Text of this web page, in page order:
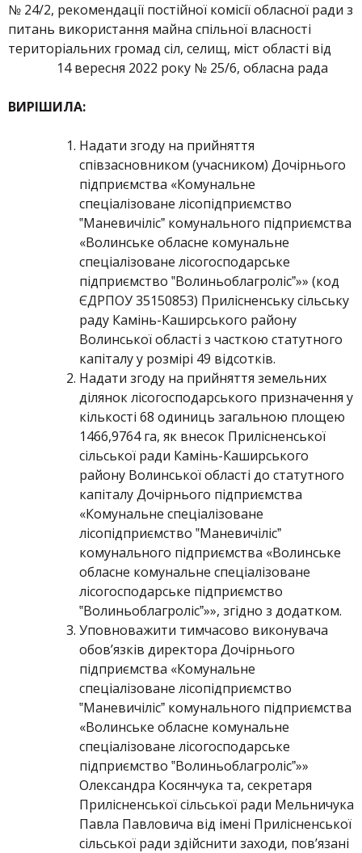
№ 24/2, рекомендації постійної комісії обласної ради з
питань використання майна спільної власності
територіальних громад сіл, селищ, міст області від
14 вересня 2022 року № 25/6, обласна рада
ВИРІШИЛА:
Надати згоду на прийняття
співзасновником (учасником) Дочірнього
підприємства «Комунальне
спеціалізоване лісопідприємство
‟Маневичілісˮ комунального підприємства
«Волинське обласне комунальне
спеціалізоване лісогосподарське
підприємство ‟Волиньоблагролісˮ»» (код
ЄДРПОУ 35150853) Прилісненську сільську
раду Камінь-Каширського району
Волинської області з часткою статутного
капіталу у розмірі 49 відсотків.
Надати згоду на прийняття земельних
ділянок лісогосподарського призначення у
кількості 68 одиниць загальною площею
1466,9764 га, як внесок Прилісненської
сільської ради Камінь-Каширського
району Волинської області до статутного
капіталу Дочірнього підприємства
«Комунальне спеціалізоване
лісопідприємство ‟Маневичілісˮ
комунального підприємства «Волинське
обласне комунальне спеціалізоване
лісогосподарське підприємство
‟Волиньоблагролісˮ»», згідно з додатком.
Уповноважити тимчасово виконувача
обов’язків директора Дочірнього
підприємства «Комунальне
спеціалізоване лісопідприємство
‟Маневичілісˮ комунального підприємства
«Волинське обласне комунальне
спеціалізоване лісогосподарське
підприємство ‟Волиньоблагролісˮ»»
Олександра Косянчука та, секретаря
Прилісненської сільської ради Мельничука
Павла Павловича від імені Прилісненської
сільської ради здійснити заходи, пов’язані